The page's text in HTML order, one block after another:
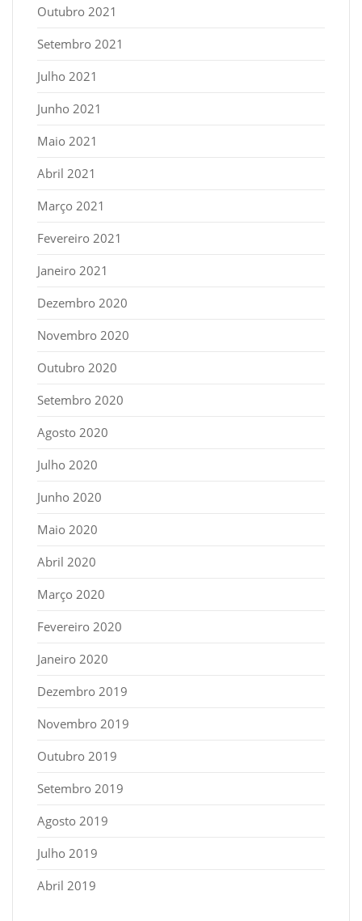
Outubro 2021
Setembro 2021
Julho 2021
Junho 2021
Maio 2021
Abril 2021
Março 2021
Fevereiro 2021
Janeiro 2021
Dezembro 2020
Novembro 2020
Outubro 2020
Setembro 2020
Agosto 2020
Julho 2020
Junho 2020
Maio 2020
Abril 2020
Março 2020
Fevereiro 2020
Janeiro 2020
Dezembro 2019
Novembro 2019
Outubro 2019
Setembro 2019
Agosto 2019
Julho 2019
Abril 2019